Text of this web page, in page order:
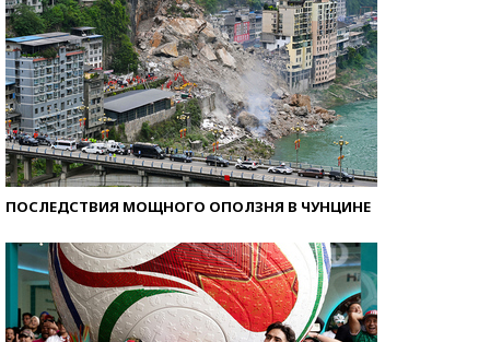
ПОСЛЕДСТВИЯ МОЩНОГО ОПОЛЗНЯ В ЧУНЦИНЕ